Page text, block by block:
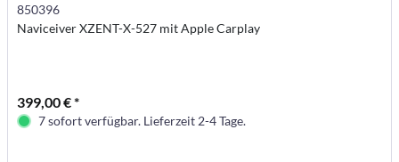
850396
Naviceiver XZENT-X-527 mit Apple Carplay
399,00 € *
7 sofort verfügbar. Lieferzeit 2-4 Tage.